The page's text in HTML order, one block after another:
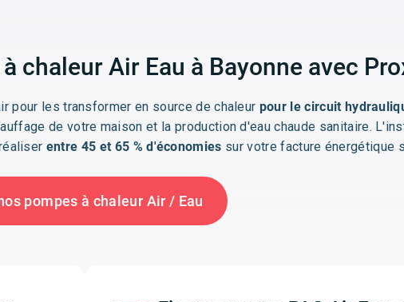
chaleur Air Eau à Bayonne avec
pour les transformer en source de chaleur pour le circuit
de votre maison et la production d'eau chaude sanitaire.
entre 45 et 65 % d'économies sur votre facture énergétique
pompes à chaleur Air / Eau